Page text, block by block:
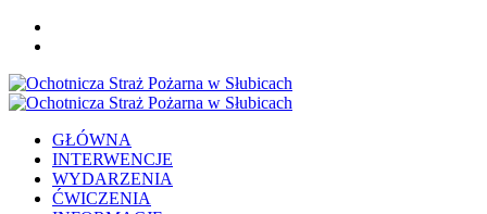
Skip
Primary
GŁÓWNA
INTERWENCJE
WYDARZENIA
ĆWICZENIA